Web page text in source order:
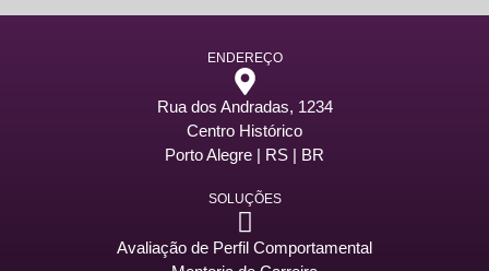
ENDEREÇO
Rua dos Andradas, 1234
Centro Histórico
Porto Alegre | RS | BR
SOLUÇÕES
Avaliação de Perfil Comportamental